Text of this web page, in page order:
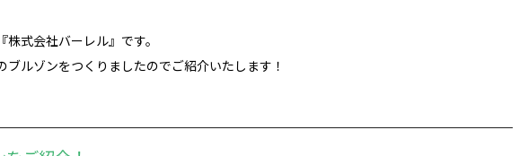
式会社バーレル』です。
ブルゾンをつくりましたのでご紹介いたします！